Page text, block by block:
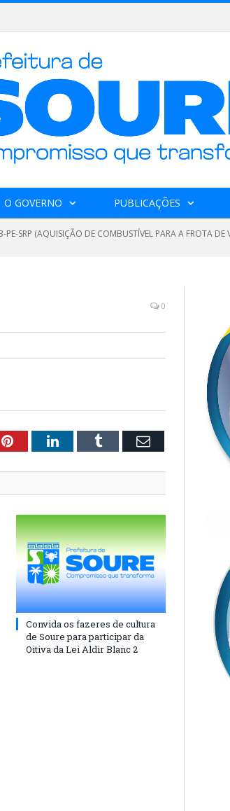
O GOVERNO PUBLICAÇÕES
SRP (AQUISIÇÃO DE COMBUSTÍVEL PARA A FROTA DE
0
PinterestLinkedInTumblr Email
Convida os fazeres de cultura
de Soure para participar da
Oitiva da Lei Aldir Blanc 2